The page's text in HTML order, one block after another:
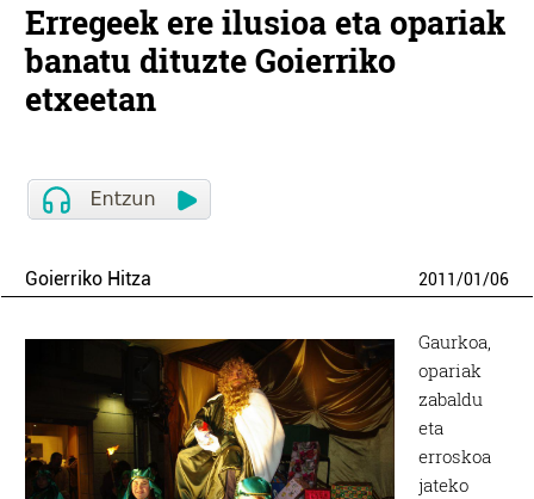
Erregeek ere ilusioa eta opariak
banatu dituzte Goierriko
etxeetan
Goierriko Hitza 2011/01/06
Gaurkoa,
opariak
zabaldu
eta
erroskoa
jateko